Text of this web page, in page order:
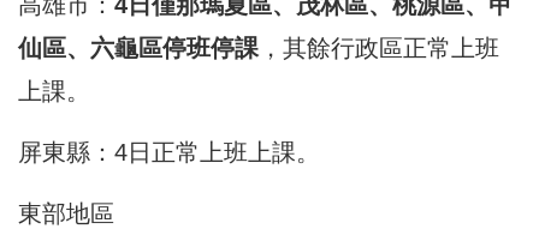
仙區、六龜區停班停課 ，其餘行政區正常上班
上課。
屏東縣：4日正常上班上課。
東部地區